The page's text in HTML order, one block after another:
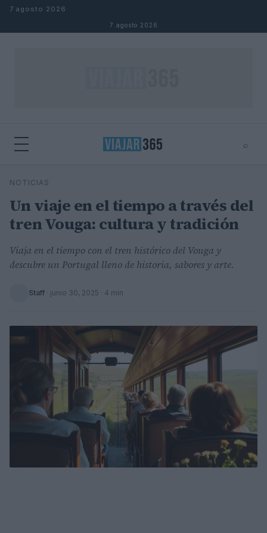
Saltar al contenido
7 agosto 2026
7 agosto 2026
⌕
Buscar
NOTICIAS
Un viaje en el tiempo a través del
tren Vouga: cultura y tradición
Viaja en el tiempo con el tren histórico del Vouga y
descubre un Portugal lleno de historia, sabores y arte.
Staff · junio 30, 2025 · 4 min